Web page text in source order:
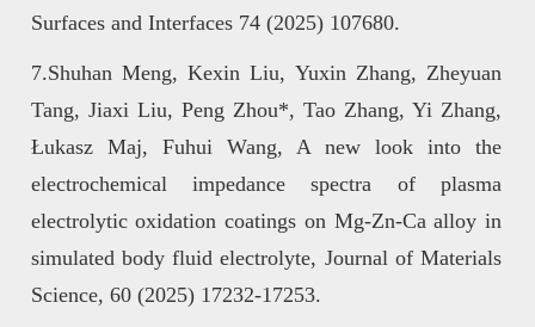
Surfaces and Interfaces 74 (2025) 107680.
7.Shuhan Meng, Kexin Liu, Yuxin Zhang, Zheyuan
Tang, Jiaxi Liu, Peng Zhou*, Tao Zhang, Yi Zhang,
Łukasz Maj, Fuhui Wang, A new look into the
electrochemical impedance spectra of plasma
electrolytic oxidation coatings on Mg-Zn-Ca alloy in
simulated body fluid electrolyte, Journal of Materials
Science, 60 (2025) 17232-17253.